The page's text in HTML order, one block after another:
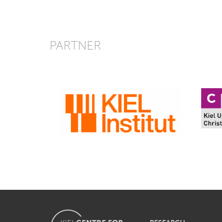
PARTNER